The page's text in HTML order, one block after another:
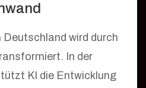
wird durch
In der
KI die Entwicklung